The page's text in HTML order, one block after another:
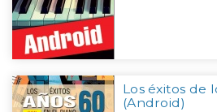
Los éxitos de
(Android)